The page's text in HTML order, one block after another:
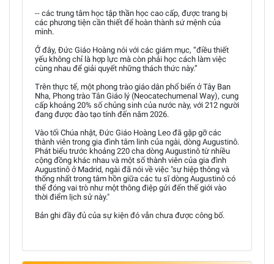
-- các trung tâm học tập thần học cao cấp, được trang bị
các phương tiện cần thiết để hoàn thành sứ mệnh của
mình.
Ở đây, Đức Giáo Hoàng nói với các giám mục, “điều thiết
yếu không chỉ là hợp lực mà còn phải học cách làm việc
cùng nhau để giải quyết những thách thức này.”
Trên thực tế, một phong trào giáo dân phổ biến ở Tây Ban
Nha, Phong trào Tân Giáo lý (Neocatechumenal Way), cung
cấp khoảng 20% số chủng sinh của nước này, với 212 người
đang được đào tạo tính đến năm 2026.
Vào tối Chúa nhật, Đức Giáo Hoàng Leo đã gặp gỡ các
thành viên trong gia đình tâm linh của ngài, dòng Augustinô.
Phát biểu trước khoảng 220 cha dòng Augustinô từ nhiều
cộng đồng khác nhau và một số thành viên của gia đình
Augustinô ở Madrid, ngài đã nói về việc "sự hiệp thông và
thống nhất trong tâm hồn giữa các tu sĩ dòng Augustinô có
thể đóng vai trò như một thông điệp gửi đến thế giới vào
thời điểm lịch sử này."
Bản ghi đầy đủ của sự kiện đó vẫn chưa được công bố.